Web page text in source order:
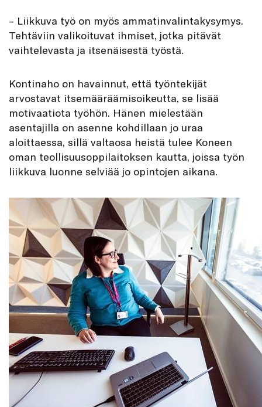
– Liikkuva työ on myös ammatinvalintakysymys.
Tehtäviin valikoituvat ihmiset, jotka pitävät
vaihtelevasta ja itsenäisestä työstä.
Kontinaho on havainnut, että työntekijät
arvostavat itsemääräämisoikeutta, se lisää
motivaatiota työhön. Hänen mielestään
asentajilla on asenne kohdillaan jo uraa
aloittaessa, sillä valtaosa heistä tulee Koneen
oman teollisuusoppilaitoksen kautta, joissa työn
liikkuva luonne selviää jo opintojen aikana.